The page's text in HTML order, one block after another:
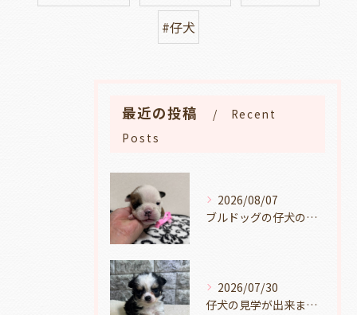
#仔犬
最近の投稿
Recent
Posts
2026/08/07
ブルドッグの仔犬のお目目があきました👀💑🐶岐阜県養老町のブリーダーワンダフルパピーです。
2026/07/30
仔犬の見学が出来ます🐶岐阜県養老町のブリーダーワンダフルパピーです。